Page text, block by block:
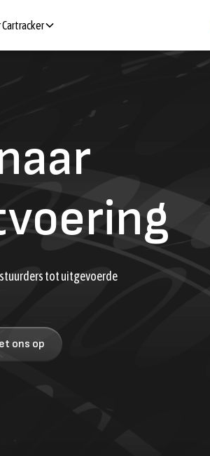
Cartracker
tot uitgevoerde
ons op